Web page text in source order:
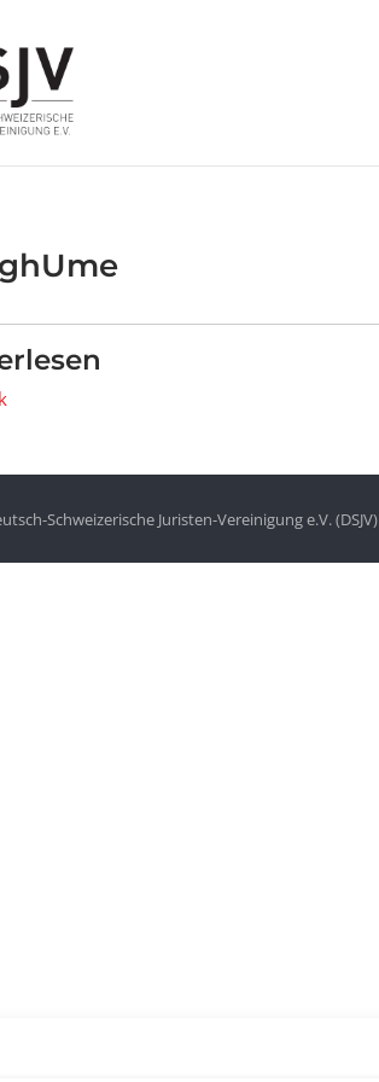
Schweizerische Juristen-Vereinigung e.V. (DSJV)